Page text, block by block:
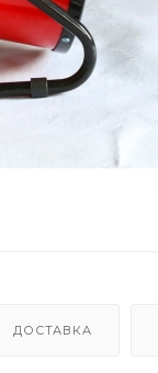
ДОСТАВКА